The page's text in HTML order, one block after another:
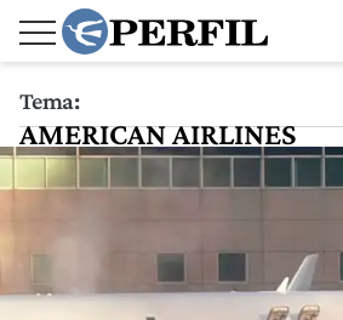
Tema:
AMERICAN AIRLINES